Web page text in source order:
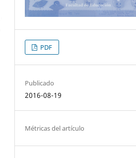
PDF
Publicado
2016-08-19
Métricas del artículo